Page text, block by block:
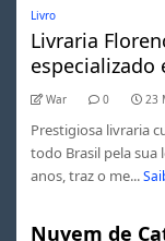
Livro
Livraria
especializado
War 0 23
Prestigiosa livraria
todo Brasil pela sua
anos, traz o me...
Nuvem de